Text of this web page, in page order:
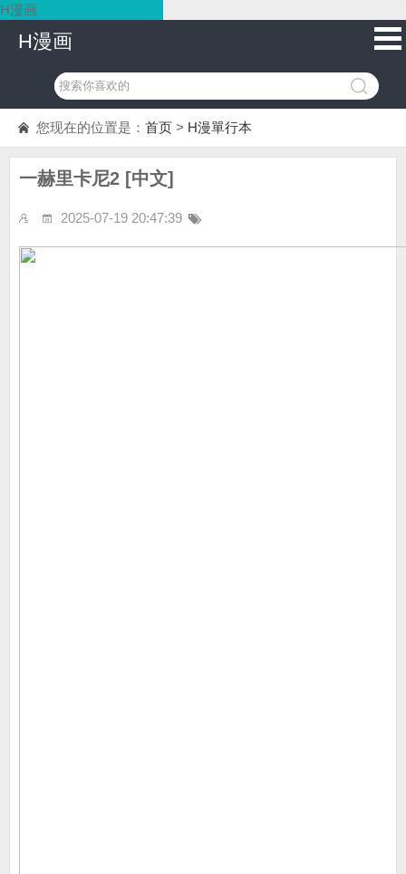
H漫画
H漫画
您现在的位置是： 首页 > H漫單行本
一赫里卡尼2 [中文]
2025-07-19 20:47:39